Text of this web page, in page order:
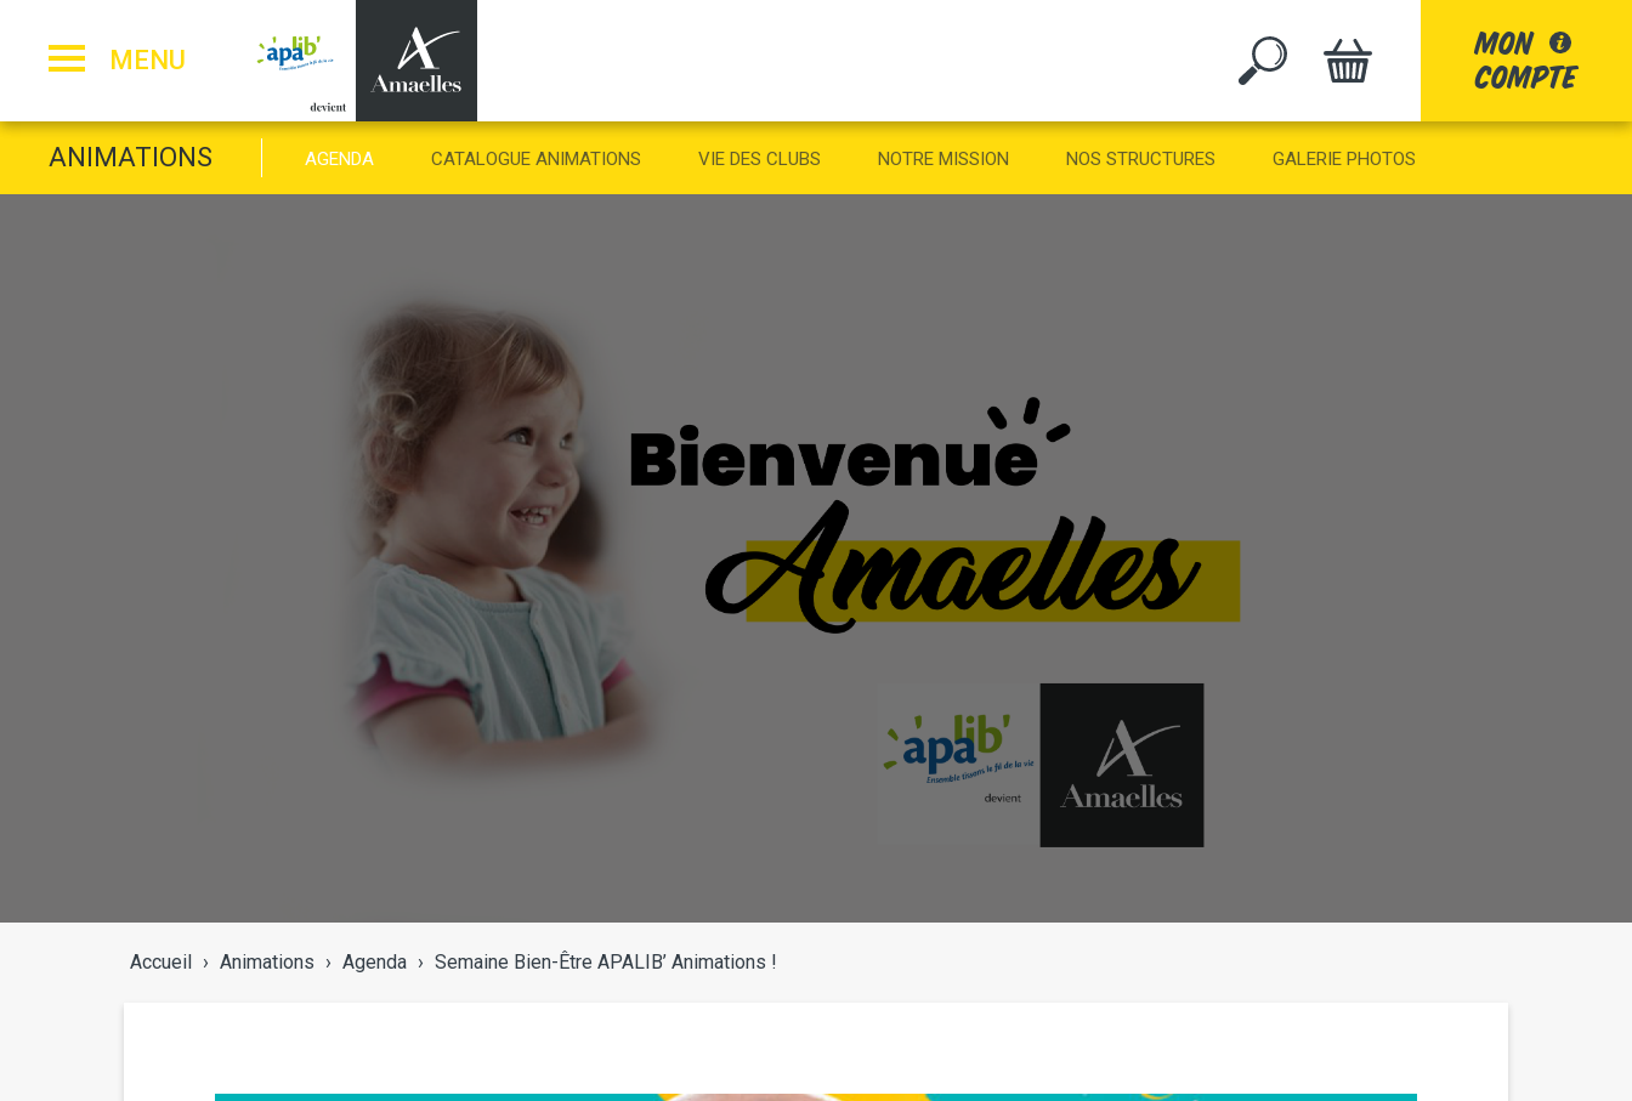
MENU
mon
compte
ANIMATIONS AGENDA CATALOGUE ANIMATIONS VIE DES CLUBS NOTRE MISSION NOS STRUCTURES GALERIE PHOTOS
Accueil › Animations › Agenda › Semaine Bien-Être APALIB’ Animations !